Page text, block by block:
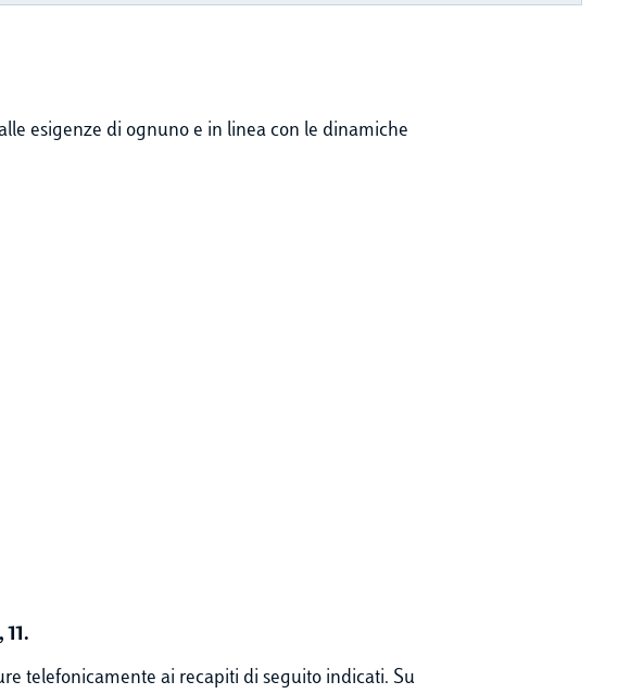
esigenze di ognuno e in linea con le dinamiche
11.
telefonicamente ai recapiti di seguito indicati. Su